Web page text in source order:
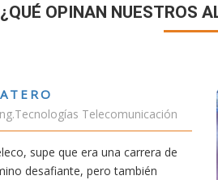
¿QUÉ OPINAN NUESTROS
VÍCTOR SÁNCHEZ
Estudiante Doble Grado
Estudiar teleco me ha
conectividad afecta nuestra